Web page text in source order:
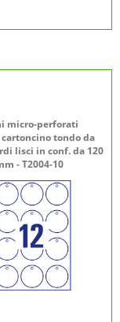
micro-perforati
tondo da
lisci in conf. da 120
- T2004-10